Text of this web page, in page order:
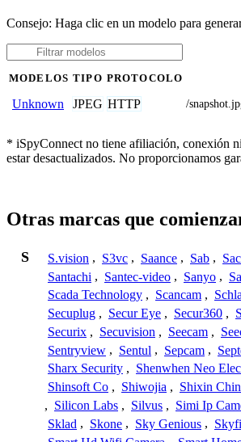
Consejo: Haga clic en un modelo para
MODELOS TIPO PROTOCOLO
Unknown JPEG HTTP /
* iSpyConnect no tiene afiliación, conexión
estar desactualizados. No proporcionamos
Otras marcas que
S S.vision , S3vc , Saance , Sab ,
Santachi , Santec-video , Sanyo ,
Scada Technology , Scancam ,
Secuplug , Secur Eye , Secur360 ,
Securix , Secuvision , Seecam ,
Sentryview , Sentul , Sepcam ,
Sharx Security , Shenwhen Neo
Shinsoft Co , Shiwojia , Shixin
, Silicon Labs , Silvus , Simi Ip
Sklad , Skone , Sky Genious ,